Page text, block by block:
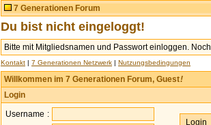
7 Generationen Forum
Du bist nicht eingeloggt!
Bitte mit Mitgliedsnamen und Passwort einloggen.
Kontakt | 7 Generationen Netzwerk | Nutzungsbedingungen
Willkommen im 7 Generationen Forum, Guest!
Login
Username :